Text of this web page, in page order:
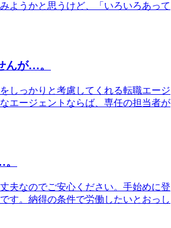
ようかと思うけど、「いろいろあって
んが…。
しっかりと考慮してくれる転職エージ
エージェントならば、専任の担当者が
夫なのでご安心ください。手始めに登
す。納得の条件で労働したいとおっし